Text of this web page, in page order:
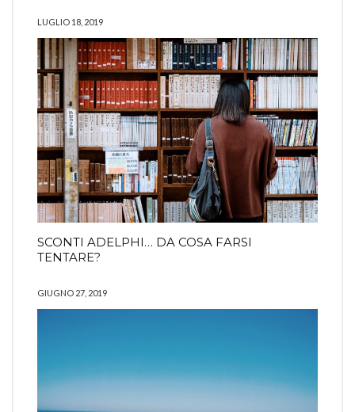
LUGLIO 18, 2019
SCONTI ADELPHI… DA COSA FARSI
TENTARE?
GIUGNO 27, 2019